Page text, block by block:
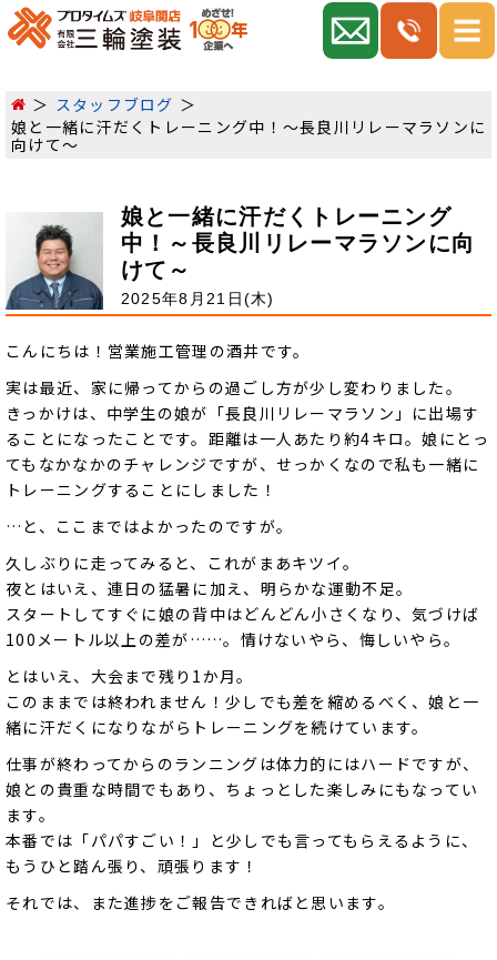
スタッフブログ
娘と一緒に汗だくトレーニング中！～長良川リレーマラソンに
向けて～
娘と一緒に汗だくトレーニング
中！～長良川リレーマラソンに向
けて～
2025年8月21日(木)
こんにちは！営業施工管理の酒井です。
実は最近、家に帰ってからの過ごし方が少し変わりました。
きっかけは、中学生の娘が「長良川リレーマラソン」に出場す
ることになったことです。距離は一人あたり約4キロ。娘にとっ
てもなかなかのチャレンジですが、せっかくなので私も一緒に
トレーニングすることにしました！
…と、ここまではよかったのですが。
久しぶりに走ってみると、これがまあキツイ。
夜とはいえ、連日の猛暑に加え、明らかな運動不足。
スタートしてすぐに娘の背中はどんどん小さくなり、気づけば
100メートル以上の差が……。情けないやら、悔しいやら。
とはいえ、大会まで残り1か月。
このままでは終われません！少しでも差を縮めるべく、娘と一
緒に汗だくになりながらトレーニングを続けています。
仕事が終わってからのランニングは体力的にはハードですが、
娘との貴重な時間でもあり、ちょっとした楽しみにもなってい
ます。
本番では「パパすごい！」と少しでも言ってもらえるように、
もうひと踏ん張り、頑張ります！
それでは、また進捗をご報告できればと思います。